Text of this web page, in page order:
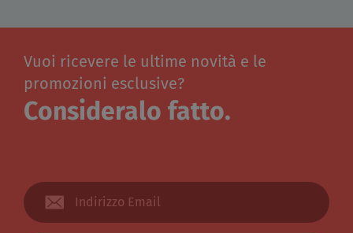
Vuoi ricevere le ultime novità e le
promozioni esclusive?
Consideralo fatto.